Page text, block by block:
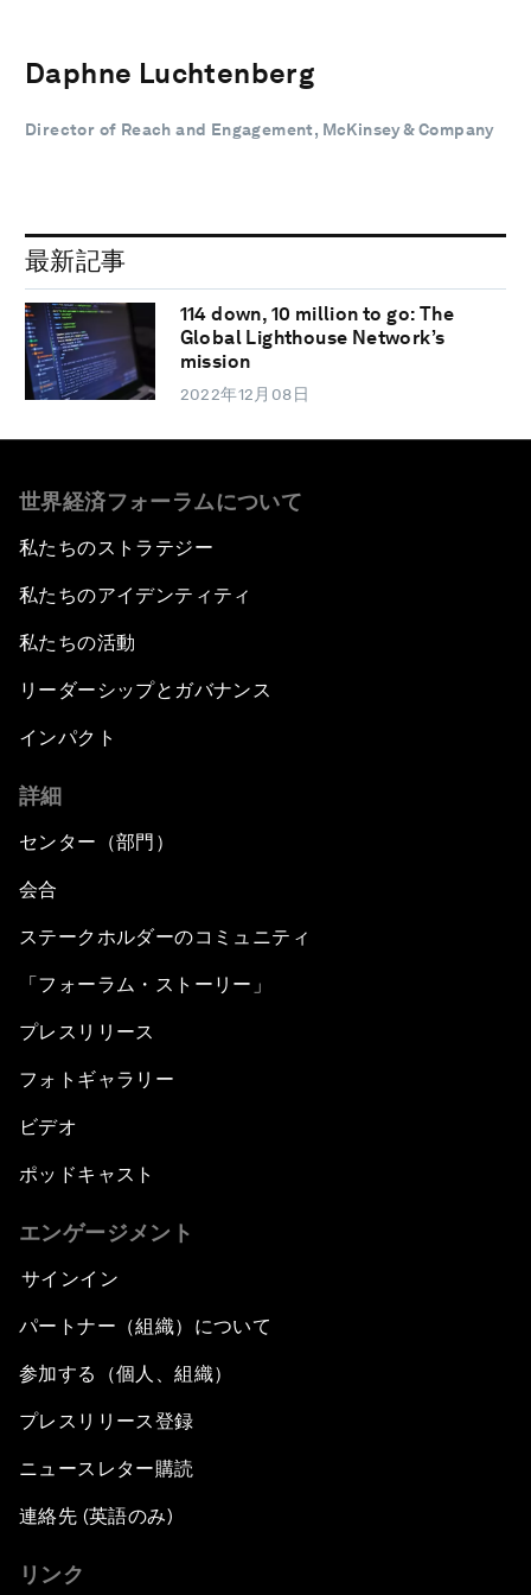
Daphne Luchtenberg
Director of Reach and Engagement, McKinsey & Company
最新記事
114 down, 10 million to go: The
Global Lighthouse Network’s
mission
2022年12月08日
世界経済フォーラムについて
私たちのストラテジー
私たちのアイデンティティ
私たちの活動
リーダーシップとガバナンス
インパクト
詳細
センター（部門）
会合
ステークホルダーのコミュニティ
「フォーラム・ストーリー」
プレスリリース
フォトギャラリー
ビデオ
ポッドキャスト
エンゲージメント
サインイン
パートナー（組織）について
参加する（個人、組織）
プレスリリース登録
ニュースレター購読
連絡先 (英語のみ)
リンク